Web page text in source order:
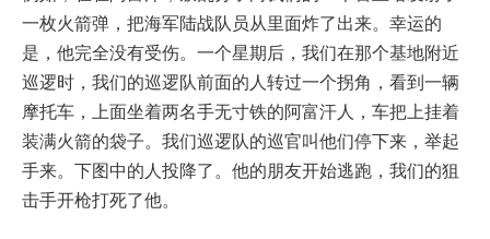
一枚火箭弹，把海军陆战队员从里面炸了出来。幸运的
是，他完全没有受伤。一个星期后，我们在那个基地附近
巡逻时，我们的巡逻队前面的人转过一个拐角，看到一辆
摩托车，上面坐着两名手无寸铁的阿富汗人，车把上挂着
装满火箭的袋子。我们巡逻队的巡官叫他们停下来，举起
手来。下图中的人投降了。他的朋友开始逃跑，我们的狙
击手开枪打死了他。